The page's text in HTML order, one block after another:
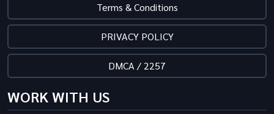
Terms & Conditions
PRIVACY POLICY
DMCA / 2257
WORK WITH US